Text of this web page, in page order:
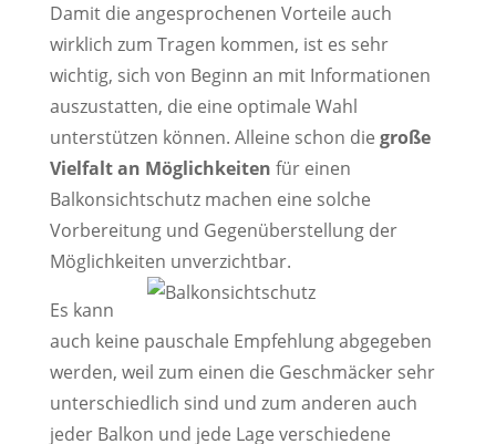
Damit die angesprochenen Vorteile auch
wirklich zum Tragen kommen, ist es sehr
wichtig, sich von Beginn an mit Informationen
auszustatten, die eine optimale Wahl
unterstützen können. Alleine schon die große
Vielfalt an Möglichkeiten für einen
Balkonsichtschutz machen eine solche
Vorbereitung und Gegenüberstellung der
Möglichkeiten unverzichtbar.
Es kann
auch keine pauschale Empfehlung abgegeben
werden, weil zum einen die Geschmäcker sehr
unterschiedlich sind und zum anderen auch
jeder Balkon und jede Lage verschiedene